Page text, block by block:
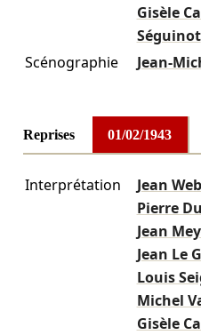
Gisèle
Séguinot
Scénographie
Jean-
Reprises 01/02/1943
Interprétation Jean
Pierre
Jean
Jean Le
Louis
Michel
Gisèle